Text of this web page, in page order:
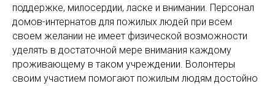
поддержке, милосердии, ласке и внимании. Персонал
домов-интернатов для пожилых людей при всем
своем желании не имеет физической возможности
уделять в достаточной мере внимания каждому
проживающему в таком учреждении. Волонтеры
своим участием помогают пожилым людям достойно